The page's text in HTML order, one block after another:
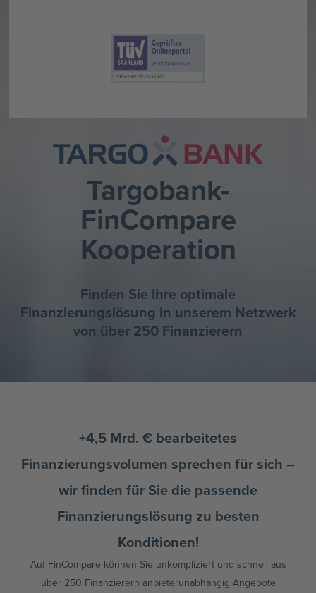
Targobank-
FinCompare
Kooperation
Finden Sie Ihre optimale
Finanzierungslösung in unserem Netzwerk
von über 250 Finanzierern
+4,5 Mrd. € bearbeitetes
Finanzierungsvolumen sprechen für sich –
wir finden für Sie die passende
Finanzierungslösung zu besten
Konditionen!
Auf FinCompare können Sie unkompliziert und schnell aus
über 250 Finanzierern anbieterunabhängig Angebote